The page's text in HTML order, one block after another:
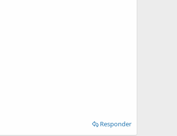
Responder